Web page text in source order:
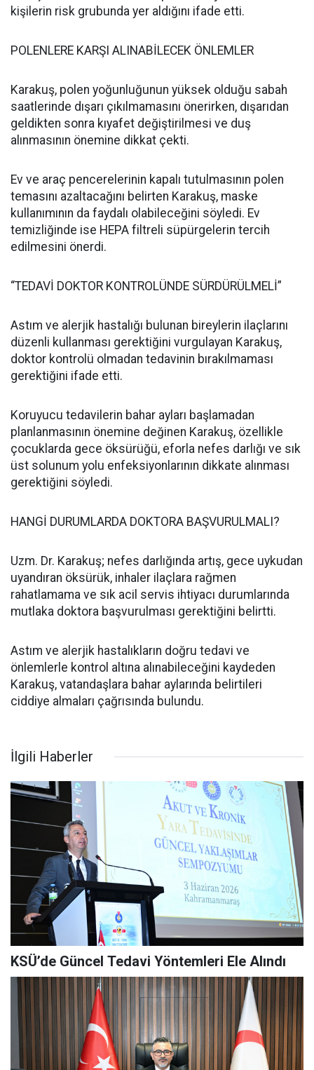
kişilerin risk grubunda yer aldığını ifade etti.
POLENLERE KARŞI ALINABİLECEK ÖNLEMLER
Karakuş, polen yoğunluğunun yüksek olduğu sabah
saatlerinde dışarı çıkılmamasını önerirken, dışarıdan
geldikten sonra kıyafet değiştirilmesi ve duş
alınmasının önemine dikkat çekti.
Ev ve araç pencerelerinin kapalı tutulmasının polen
temasını azaltacağını belirten Karakuş, maske
kullanımının da faydalı olabileceğini söyledi. Ev
temizliğinde ise HEPA filtreli süpürgelerin tercih
edilmesini önerdi.
“TEDAVİ DOKTOR KONTROLÜNDE SÜRDÜRÜLMELİ”
Astım ve alerjik hastalığı bulunan bireylerin ilaçlarını
düzenli kullanması gerektiğini vurgulayan Karakuş,
doktor kontrolü olmadan tedavinin bırakılmaması
gerektiğini ifade etti.
Koruyucu tedavilerin bahar ayları başlamadan
planlanmasının önemine değinen Karakuş, özellikle
çocuklarda gece öksürüğü, eforla nefes darlığı ve sık
üst solunum yolu enfeksiyonlarının dikkate alınması
gerektiğini söyledi.
HANGİ DURUMLARDA DOKTORA BAŞVURULMALI?
Uzm. Dr. Karakuş; nefes darlığında artış, gece uykudan
uyandıran öksürük, inhaler ilaçlara rağmen
rahatlamama ve sık acil servis ihtiyacı durumlarında
mutlaka doktora başvurulması gerektiğini belirtti.
Astım ve alerjik hastalıkların doğru tedavi ve
önlemlerle kontrol altına alınabileceğini kaydeden
Karakuş, vatandaşlara bahar aylarında belirtileri
ciddiye almaları çağrısında bulundu.
İlgili Haberler
KSÜ’de Güncel Tedavi Yöntemleri Ele Alındı